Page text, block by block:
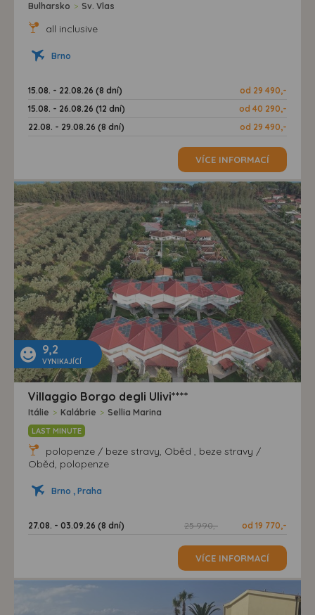
Bulharsko > Sv. Vlas
all inclusive
Brno
15.08. - 22.08.26 (8 dní)
od 29 490,-
15.08. - 26.08.26 (12 dní)
od 40 290,-
22.08. - 29.08.26 (8 dní)
od 29 490,-
VÍCE INFORMACÍ
9,2
VYNIKAJÍCÍ
Villaggio Borgo degli Ulivi****
Itálie > Kalábrie > Sellia Marina
LAST MINUTE
polopenze / beze stravy, Oběd , beze stravy /
Oběd, polopenze
Brno , Praha
27.08. - 03.09.26 (8 dní) 25 990,- od 19 770,-
VÍCE INFORMACÍ